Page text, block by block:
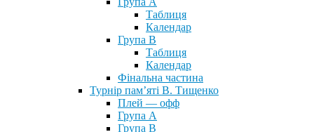
Таблиця
Календар
Група В
Таблиця
Календар
Фінальна частина
Турнір пам’яті В. Тищенко
Плей — офф
Група А
Група B